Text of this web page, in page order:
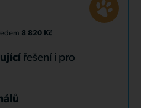
8 820 Kč
řešení i pro